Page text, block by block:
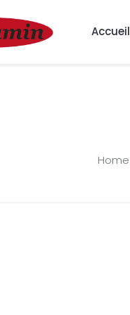
Accueil
Home